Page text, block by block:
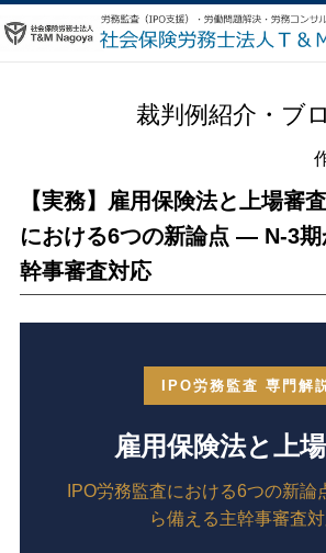
裁判例紹介・ブ
【実務】雇用保険法と上場審
における6つの新論点 ― N-3期
幹事審査対応
IPO労務監査 専門解
雇用保険法と上
IPO労務監査における6つの新
ら備える主幹事審査